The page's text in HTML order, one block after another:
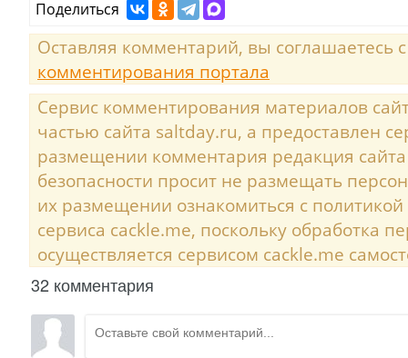
Поделиться
Оставляя комментарий, вы соглашаетесь
комментирования портала
Сервис комментирования материалов
частью сайта saltday.ru, а предоставлен
размещении комментария редакция
безопасности просит не размещать
их размещении ознакомиться с
сервиса cackle.me, поскольку обработка
осуществляется сервисом cackle.me
32 комментария